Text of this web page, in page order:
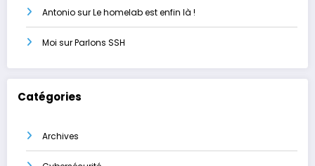
AntoniosurLe homelab est enfin là !
Moi surParlons SSH
Catégories
Archives